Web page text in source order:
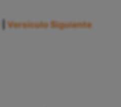
Versículo Siguiente